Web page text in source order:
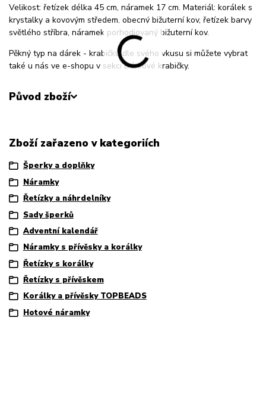
Velikost: řetízek délka 45 cm, náramek 17 cm. Materiál: korálek s
krystalky a kovovým středem, obecný bižuterní kov, řetízek barvy
světlého stříbra, náramek porhodiovaný bižuterní kov.
Pěkný typ na dárek - krabičku dle svého vkusu si můžete vybrat
také u nás ve e-shopu v sekci Dárkové krabičky.
Původ zboží
Zboží zařazeno v kategoriích
Šperky a doplňky
Náramky
Řetízky a náhrdelníky
Sady šperků
Adventní kalendář
Náramky s přívěsky a korálky
Řetízky s korálky
Řetízky s přívěskem
Korálky a přívěsky TOPBEADS
Hotové náramky